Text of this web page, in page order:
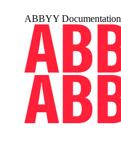
ABBYY Documentation